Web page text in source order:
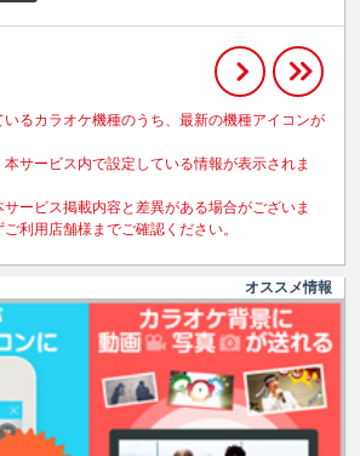
るカラオケ機種のうち、最新の機種アイコンが
サービス内で設定している情報が表示されま
ービス掲載内容と差異がある場合がございま
利用店舗様までご確認ください。
オススメ情報